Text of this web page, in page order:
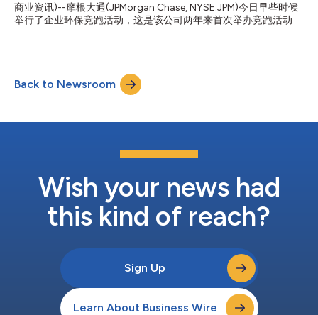
商业资讯)--摩根大通(JPMorgan Chase, NYSE:JPM)今日早些时候
举行了企业环保竞跑活动，这是该公司两年来首次举办竞跑活动。
大通竞跑活动10周年，该活动是迄今为止印度规模领先的企业员工
竞跑活动之一。除了为儿童福利和教育事业筹集资金之外，竞跑活
动还是一项零废弃物活动，这意味着在该活动产生的废弃物中，最
或10公里比赛。活动还设置了其他赛事中不常见的一些组别，如
和菲律宾摩根大通企业中心首席执行官Deepak Mangla表示：“摩
根大通竞跑赛是公司印度分部员工活动中的旗舰。它不仅是庆祝员
也提供了机会，确保公司能够实施支持儿童教育和福利的慈善举
Back to Newsroom
Wish your news had
this kind of reach?
Sign Up
Learn About Business Wire